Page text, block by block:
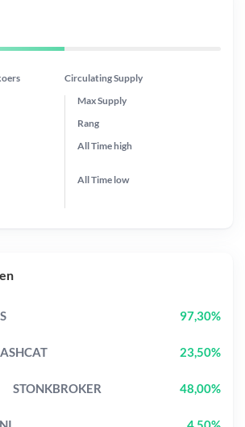
Circulating Supply
Max Supply
Rang
All Timehigh
All Time low
97,30%
23,50%
STONKBROKER 48,00%